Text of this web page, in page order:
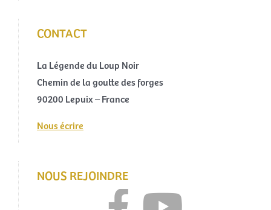
CONTACT
La Légende du Loup Noir
Chemin de la goutte des forges
90200 Lepuix – France
Nous écrire
NOUS REJOINDRE